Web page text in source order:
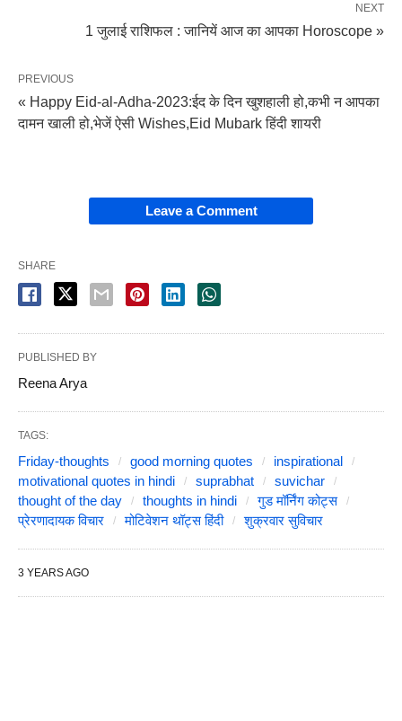
NEXT
1 जुलाई राशिफल : जानियें आज का आपका Horoscope »
PREVIOUS
« Happy Eid-al-Adha-2023:ईद के दिन खुशहाली हो,कभी न आपका
दामन खाली हो,भेजें ऐसी Wishes,Eid Mubark हिंदी शायरी
Leave a Comment
SHARE
PUBLISHED BY
Reena Arya
TAGS:
Friday-thoughts good morning quotes
inspirational
motivational quotes in hindi
suprabhat
suvichar
thought of the day
thoughts in hindi
गुड मॉर्निंग कोट्स
प्रेरणादायक विचार
मोटिवेशन थॉट्स हिंदी शुक्रवार सुविचार
3 YEARS AGO